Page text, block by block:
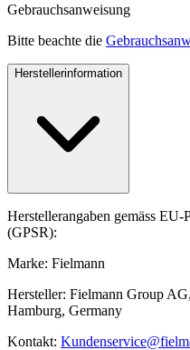
Gebrauchsanweisung
Bitte beachte die
Herstellerinformation
Herstellerangaben gemäss
(GPSR):
Marke: Fielmann
Hersteller: Fielmann Group
Hamburg, Germany
Kontakt: